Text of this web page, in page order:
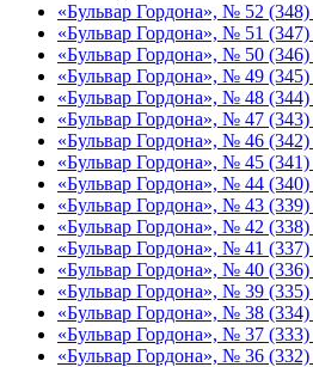
«Бульвар Гордона», № 52 (348)
«Бульвар Гордона», № 51 (347)
«Бульвар Гордона», № 50 (346)
«Бульвар Гордона», № 49 (345)
«Бульвар Гордона», № 48 (344)
«Бульвар Гордона», № 47 (343)
«Бульвар Гордона», № 46 (342)
«Бульвар Гордона», № 45 (341)
«Бульвар Гордона», № 44 (340)
«Бульвар Гордона», № 43 (339)
«Бульвар Гордона», № 42 (338)
«Бульвар Гордона», № 41 (337)
«Бульвар Гордона», № 40 (336)
«Бульвар Гордона», № 39 (335)
«Бульвар Гордона», № 38 (334)
«Бульвар Гордона», № 37 (333)
«Бульвар Гордона», № 36 (332)